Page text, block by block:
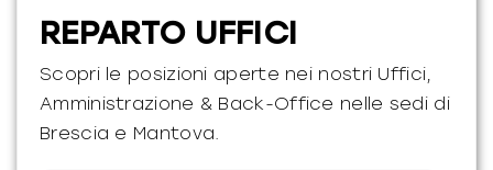
REPARTO UFFICI
Scopri le posizioni aperte nei nostri Uffici,
Amministrazione & Back-Office nelle sedi di
Brescia e Mantova.